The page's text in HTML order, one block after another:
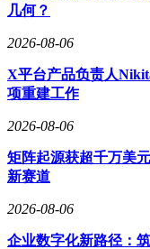
几何？
2026-08-06
X平台产品负责人
项重建工作
2026-08-06
矩阵起源获超千万美
新赛道
2026-08-06
企业数字化新路径：